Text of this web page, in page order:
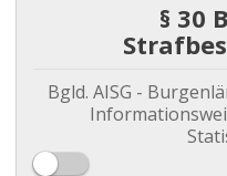
§ 30
Bgld. AISG -